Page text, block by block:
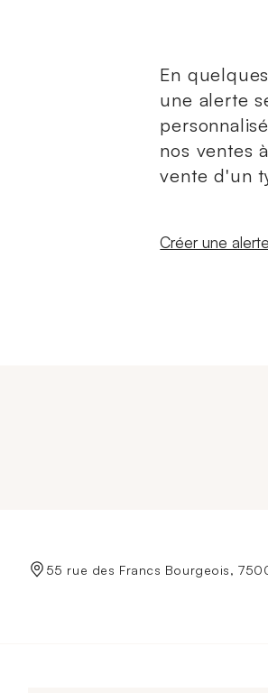
En
une alerte
nos ventes
vente d'un
Nouvelle fenêtre
Créer une alerte
55 rue des Francs Bourgeois,